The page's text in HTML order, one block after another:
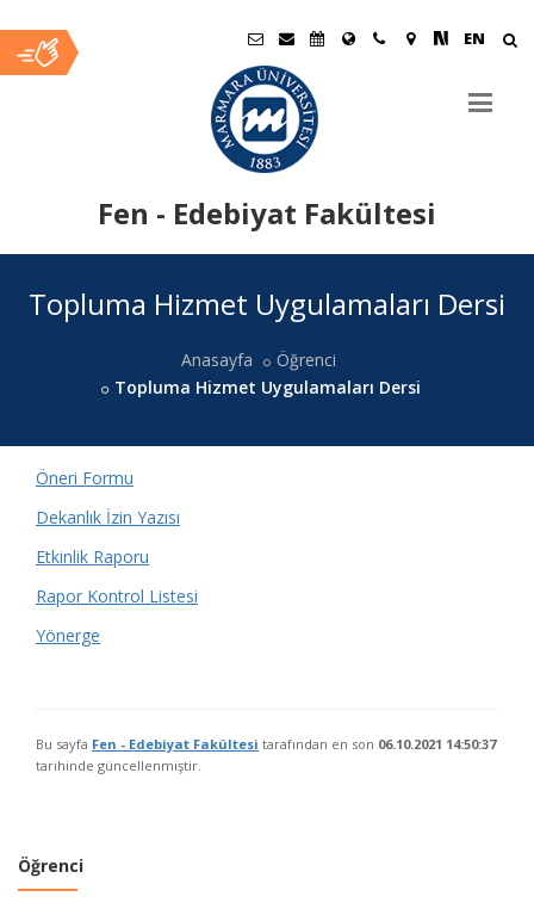
EN
Fen - Edebiyat Fakültesi
İçerik
Topluma Hizmet Uygulamaları Dersi
Anasayfa
Öğrenci
Topluma Hizmet Uygulamaları Dersi
Öneri Formu
Dekanlık İzin Yazısı
Etkinlik Raporu
Rapor Kontrol Listesi
Yönerge
Bu sayfa Fen - Edebiyat Fakültesi tarafından en son 06.10.2021 14:50:37
tarihinde güncellenmiştir.
Öğrenci